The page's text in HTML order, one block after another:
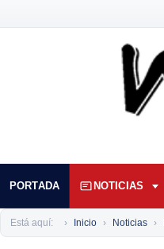
PORTADA NOTICIAS
Está aquí: Inicio Noticias